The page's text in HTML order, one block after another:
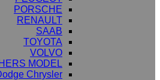
PORSCHE
RENAULT
SAAB
TOYOTA
VOLVO
MODEL
Chrysler